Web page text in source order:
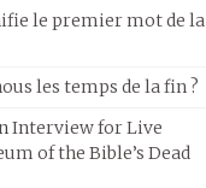
le premier mot de la
les temps de la fin ?
Interview for Live
of the Bible’s Dead